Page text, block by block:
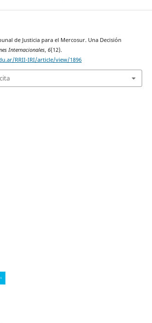
de Justicia para el Mercosur. Una Decisión
Internacionales, 6(12).
RRII-IRI/article/view/1896